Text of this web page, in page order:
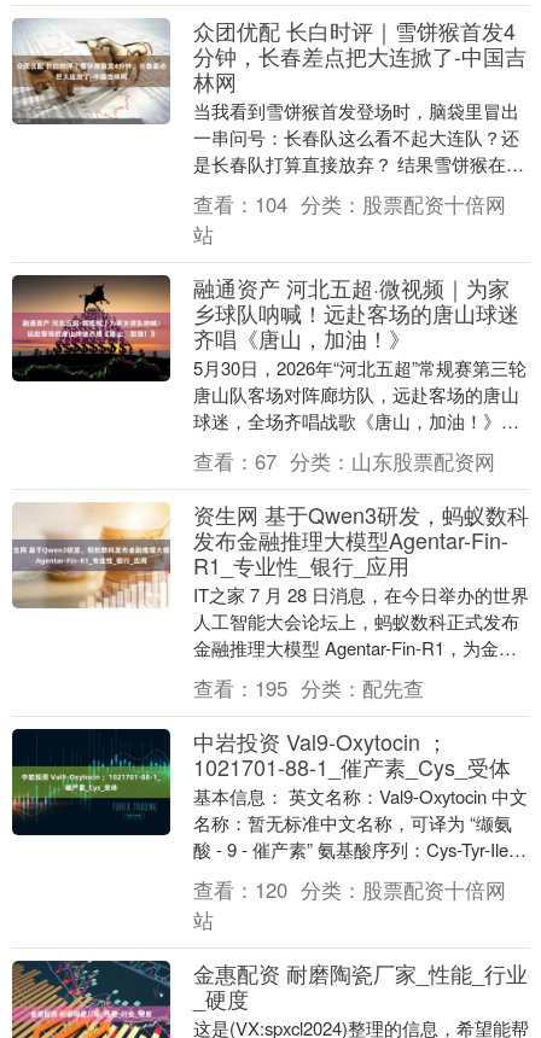
众团优配 长白时评｜雪饼猴首发4
分钟，长春差点把大连掀了-中国吉
林网
当我看到雪饼猴首发登场时，脑袋里冒出
一串问号：长春队这么看不起大连队？还
是长春队打算直接放弃？ 结果雪饼猴在场
上踢了4分多钟就被换下场，这我就明白
了，我猴哥就是....
查看： 104 分类： 股票配资十倍网
站
融通资产 河北五超·微视频｜为家
乡球队呐喊！远赴客场的唐山球迷
齐唱《唐山，加油！》
5月30日，2026年“河北五超”常规赛第三轮
唐山队客场对阵廊坊队，远赴客场的唐山
球迷，全场齐唱战歌《唐山，加油！》，
为家乡球队呐喊！....
查看： 67 分类： 山东股票配资网
资生网 基于Qwen3研发，蚂蚁数科
发布金融推理大模型Agentar-Fin-
R1_专业性_银行_应用
IT之家 7 月 28 日消息，在今日举办的世界
人工智能大会论坛上，蚂蚁数科正式发布
金融推理大模型 Agentar-Fin-R1，为金融
AI 应用打造“可靠、....
查看： 195 分类： 配先查
中岩投资 Val9-Oxytocin ；
1021701-88-1_催产素_Cys_受体
基本信息： 英文名称：Val9-Oxytocin 中文
名称：暂无标准中文名称，可译为 “缬氨
酸 - 9 - 催产素” 氨基酸序列：Cys-Tyr-Ile-
Gln....
查看： 120 分类： 股票配资十倍网
站
金惠配资 耐磨陶瓷厂家_性能_行业
_硬度
这是(VX:spxcl2024)整理的信息，希望能帮